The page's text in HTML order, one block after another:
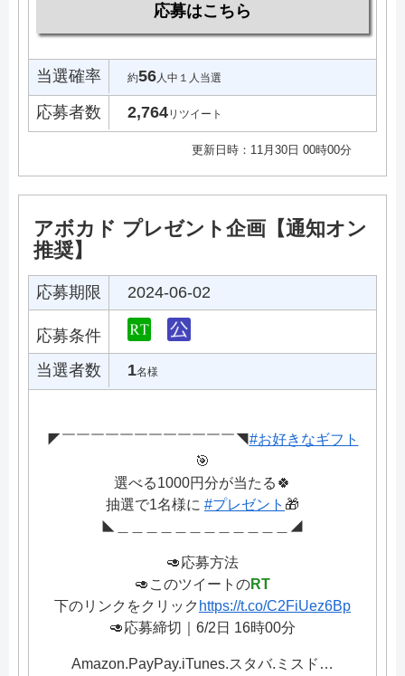
応募はこちら
当選確率 約56人中１人当選
応募者数 2,764リツイート
更新日時：11月30日 00時00分
アボカド プレゼント企画【通知オン
推奨】
応募期限 2024-06-02
応募条件
当選者数
1名様
◤￣￣￣￣￣￣￣￣￣￣￣￣◥#お好きなギフト
🎯
選べる1000円分が当たる🍀
抽選で1名様に #プレゼント 🎁
◣＿＿＿＿＿＿＿＿＿＿＿＿◢
🥑応募方法
🥑このツイートのRT
下のリンクをクリック https://t.co/C2FiUez6Bp
🥑応募締切｜6/2日 16時00分
Amazon.PayPay.iTunes.スタバ.ミスド…